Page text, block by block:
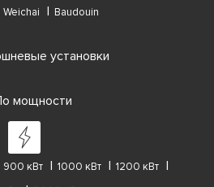
Weichai Baudouin
установки
мощности
900 кВт 1000 кВт
1200 кВт